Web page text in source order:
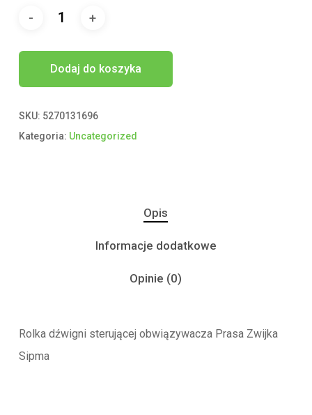
Dodaj do koszyka
SKU: 5270131696
Kategoria: Uncategorized
Opis
Informacje dodatkowe
Opinie (0)
Rolka dźwigni sterującej obwiązywacza Prasa Zwijka
Sipma